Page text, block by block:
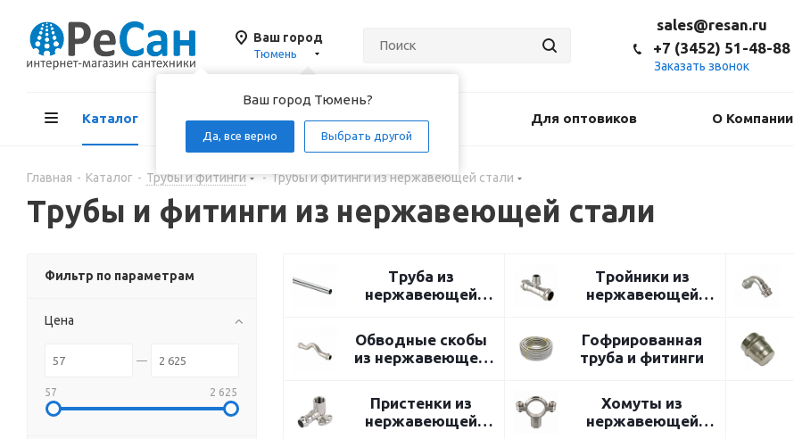
Ваш город
Тюмень
Ваш город Тюмень?
Да, все верно Выбрать другой
sales@resan.ru
+7 (3452) 51-48-88
Заказать звонок
Каталог Акции Доставка Для оптовиков О Компании
Главная - Каталог - Трубы и фитинги - Трубы и фитинги из нержавеющей стали
Трубы и фитинги из нержавеющей стали
Труба из
нержавеющей
Тройники из
нержавеющей
Обводные скобы
из нержавеющей
Гофрированная
труба и фитинги
Пристенки из
нержавеющей
Хомуты из
нержавеющей
Фильтр по параметрам
Цена
57 2 625